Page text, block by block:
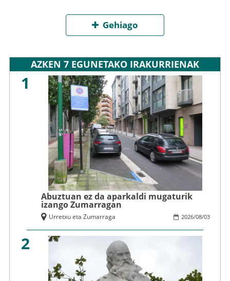
Gehiago
AZKEN 7 EGUNETAKO IRAKURRIENAK
1
Abuztuan ez da aparkaldi mugaturik
izango Zumarragan
2026/08/03
Urretxu eta Zumarraga
2